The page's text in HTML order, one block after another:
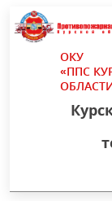
ОКУ
«ППС